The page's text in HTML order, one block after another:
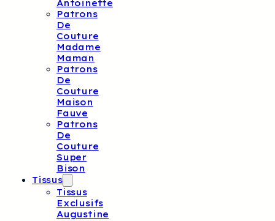
Antoinette
Patrons
De
Couture
Madame
Maman
Patrons
De
Couture
Maison
Fauve
Patrons
De
Couture
Super
Bison
Tissus
Tissus
Exclusifs
Augustine